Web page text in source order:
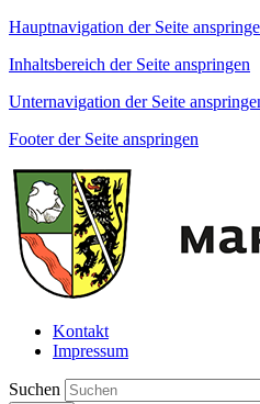
Hauptnavigation der Seite
Inhaltsbereich der Seite anspringen
Unternavigation der Seite
Footer der Seite anspringen
Kontakt
Impressum
Suchen